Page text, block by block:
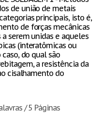
de união de metais
principais, isto é,
de forças mecânicas
serem unidas e aqueles
(interatômicas ou
do qual são
a resistência da
cisalhamento do
/ 5 Páginas